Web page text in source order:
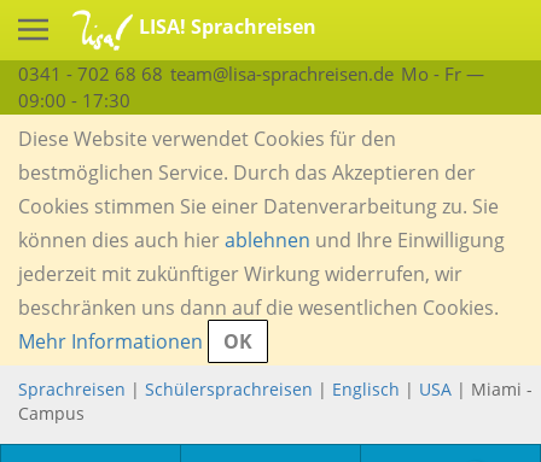
LISA! Sprachreisen
0341 - 702 68 68 team@lisa-sprachreisen.de Mo - Fr —
09:00 - 17:30
Diese Website verwendet Cookies für den
bestmöglichen Service. Durch das Akzeptieren der
Cookies stimmen Sie einer Datenverarbeitung zu. Sie
können dies auch hierablehnen und Ihre Einwilligung
jederzeit mit zukünftiger Wirkung widerrufen, wir
beschränken uns dann auf die wesentlichen Cookies.
Mehr Informationen
OK
Sprachreisen | Schülersprachreisen | Englisch | USA | Miami -
Campus